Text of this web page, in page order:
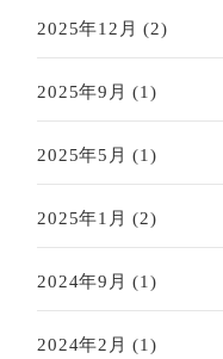
2025年12月 (2)
2025年9月 (1)
2025年5月 (1)
2025年1月 (2)
2024年9月 (1)
2024年2月 (1)